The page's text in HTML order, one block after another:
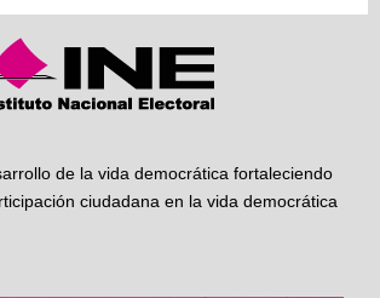
de la vida democrática fortaleciendo
ciudadana en la vida democrática